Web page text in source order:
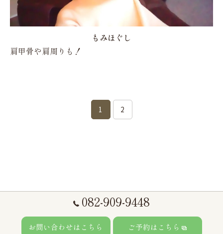
もみほぐし
肩甲骨や肩周りも！
1 2
082-909-9448
お問い合わせはこちら ご予約はこちら